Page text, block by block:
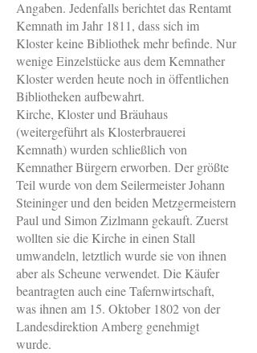
Angaben. Jedenfalls berichtet das Rentamt
Kemnath im Jahr 1811, dass sich im
Kloster keine Bibliothek mehr befinde. Nur
wenige Einzelstücke aus dem Kemnather
Kloster werden heute noch in öffentlichen
Bibliotheken aufbewahrt.
Kirche, Kloster und Bräuhaus
(weitergeführt als Klosterbrauerei
Kemnath) wurden schließlich von
Kemnather Bürgern erworben. Der größte
Teil wurde von dem Seilermeister Johann
Steininger und den beiden Metzgermeistern
Paul und Simon Zizlmann gekauft. Zuerst
wollten sie die Kirche in einen Stall
umwandeln, letztlich wurde sie von ihnen
aber als Scheune verwendet. Die Käufer
beantragten auch eine Tafernwirtschaft,
was ihnen am 15. Oktober 1802 von der
Landesdirektion Amberg genehmigt
wurde.